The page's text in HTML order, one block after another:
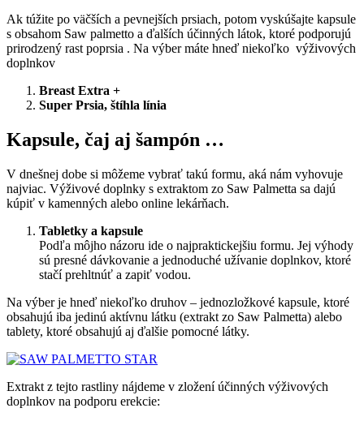
Ak túžite po väčších a pevnejších prsiach, potom vyskúšajte kapsule
s obsahom Saw palmetto a ďalších účinných látok, ktoré podporujú
prirodzený rast poprsia . Na výber máte hneď niekoľko výživových
doplnkov
Breast Extra +
Super Prsia, štíhla línia
Kapsule, čaj aj šampón …
V dnešnej dobe si môžeme vybrať takú formu, aká nám vyhovuje
najviac. Výživové doplnky s extraktom zo Saw Palmetta sa dajú
kúpiť v kamenných alebo online lekárňach.
Tabletky a kapsule
Podľa môjho názoru ide o najpraktickejšiu formu. Jej výhody
sú presné dávkovanie a jednoduché užívanie doplnkov, ktoré
stačí prehltnúť a zapiť vodou.
Na výber je hneď niekoľko druhov – jednozložkové kapsule, ktoré
obsahujú iba jedinú aktívnu látku (extrakt zo Saw Palmetta) alebo
tablety, ktoré obsahujú aj ďalšie pomocné látky.
Extrakt z tejto rastliny nájdeme v zložení účinných výživových
doplnkov na podporu erekcie: